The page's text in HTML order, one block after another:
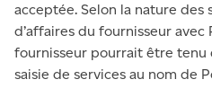
acceptée. Selon la nature des
d’affaires du fournisseur avec
fournisseur pourrait être
saisie de services au nom de